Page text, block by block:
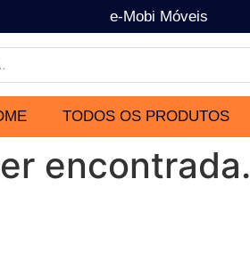
e-Mobi Móveis
TODOS OS PRODUTOS
encontrada.